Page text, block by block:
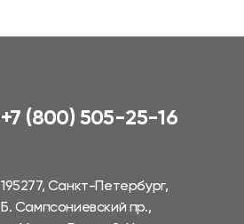
+7 (800) 505-25-16
195277, Санкт-Петербург,
Б. Сампсониевский пр.,